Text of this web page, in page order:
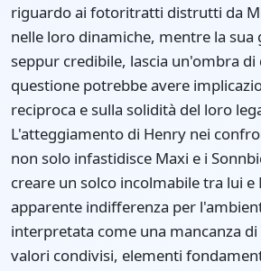
riguardo ai fotoritratti distrutti da
nelle loro dinamiche, mentre la sua
seppur credibile, lascia un'ombra di
questione potrebbe avere
reciproca e sulla solidità del loro
L'atteggiamento di Henry nei
non solo infastidisce Maxi e i
creare un solco incolmabile tra lui e
apparente indifferenza per
interpretata come una mancanza
valori condivisi, elementi